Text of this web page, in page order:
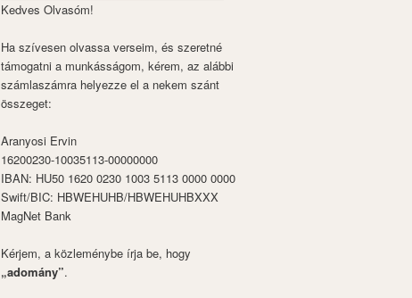
Kedves Olvasóm!
Ha szívesen olvassa verseim, és szeretné
támogatni a munkásságom, kérem, az alábbi
számlaszámra helyezze el a nekem szánt
összeget:
Aranyosi Ervin
16200230-10035113-00000000
IBAN: HU50 1620 0230 1003 5113 0000 0000
Swift/BIC: HBWEHUHB/HBWEHUHBXXX
MagNet Bank
Kérjem, a közleménybe írja be, hogy
„adomány”.